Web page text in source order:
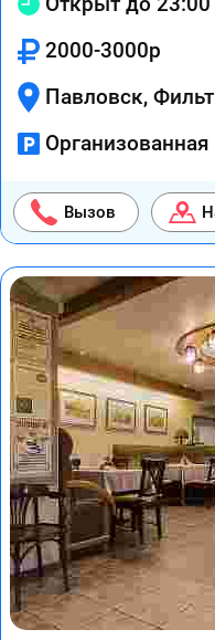
2000-3000р
Павловск,
Организованная
Вызов